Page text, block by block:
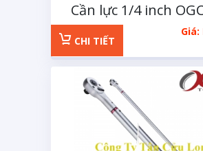
Cần lực 1/4 inch
răng 2-10Nm
CHI TIẾT